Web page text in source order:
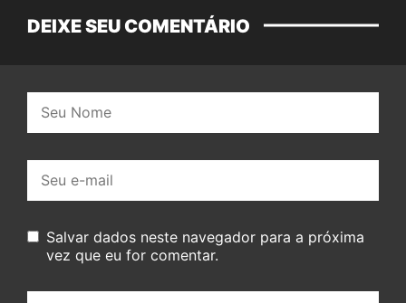
DEIXE SEU COMENTÁRIO
mail:
Salvar dados neste navegador para a próxima
vez que eu for comentar.